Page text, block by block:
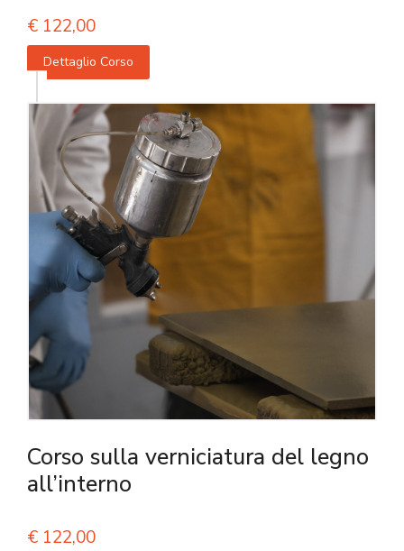
€ 122,00
Dettaglio Corso
Corso sulla verniciatura del legno
all’interno
€ 122,00